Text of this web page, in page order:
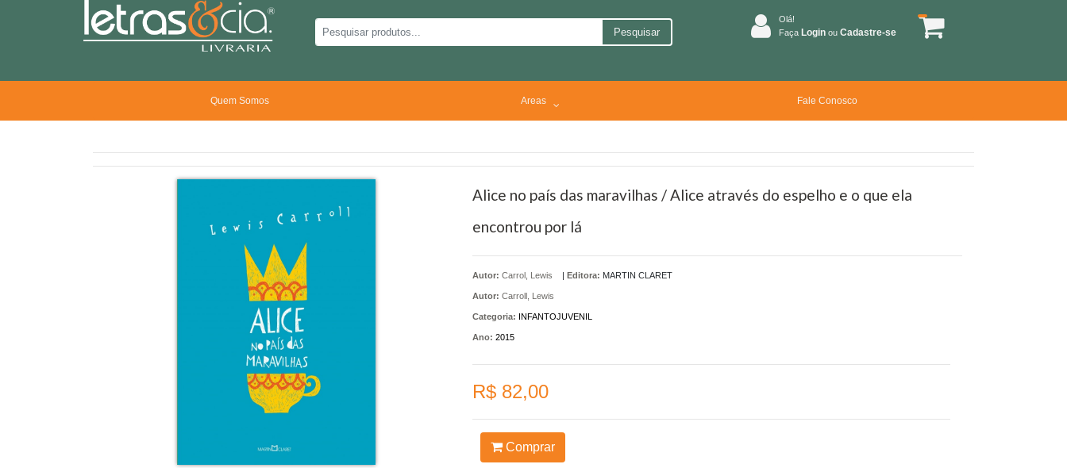
Pesquisar
Olá!
Faça Login ou Cadastre-se
Quem Somos Areas Fale Conosco
Alice no país das maravilhas / Alice através do espelho e o que ela
encontrou por lá
Autor: Carrol, Lewis
Autor: Carroll, Lewis
| Editora: MARTIN CLARET
Categoria: INFANTOJUVENIL
Ano: 2015
R$ 82,00
Comprar